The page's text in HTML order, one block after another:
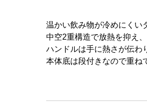
温かい飲み物が冷めにくい
中空2重構造で放熱を抑え
ハンドルは手に熱さが伝わ
本体底は段付きなので重ね